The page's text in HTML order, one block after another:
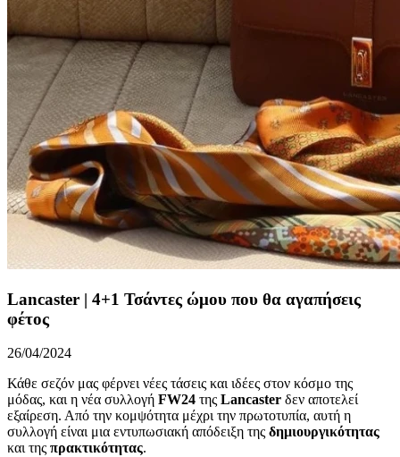
Lancaster | 4+1 Τσάντες ώμου που θα αγαπήσεις
φέτος
26/04/2024
Κάθε σεζόν μας φέρνει νέες τάσεις και ιδέες στον κόσμο της
μόδας, και η νέα συλλογή FW24 της Lancaster δεν αποτελεί
εξαίρεση. Από την κομψότητα μέχρι την πρωτοτυπία, αυτή η
συλλογή είναι μια εντυπωσιακή απόδειξη της δημιουργικότητας
και της πρακτικότητας.